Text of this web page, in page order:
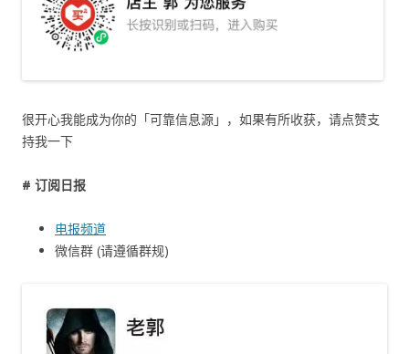
很开心我能成为你的「可靠信息源」，如果有所收获，请点赞支
持我一下
# 订阅日报
电报频道
微信群 (请遵循群规)